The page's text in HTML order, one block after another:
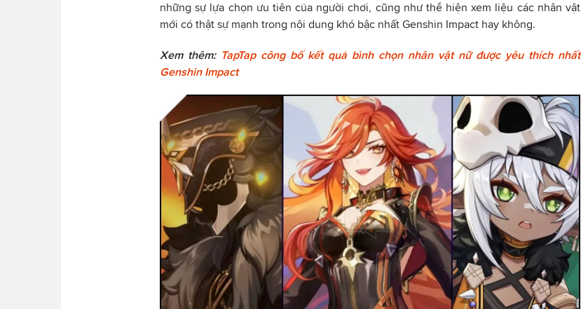
những sự lựa chọn ưu tiên của người chơi, cũng như thể hiện xem liệu các nhân vật
mới có thật sự mạnh trong nội dung khó bậc nhất Genshin Impact hay không.
Xem thêm: TapTap công bố kết quả bình chọn nhân vật nữ được yêu thích nhất
Genshin Impact